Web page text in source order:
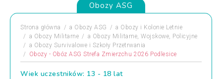
Obozy ASG
Strona główna a Obozy ASG a Obozy i Kolonie Letnie
a Obozy Militarne a Obozy Militarne, Wojskowe, Policyjne
a Obozy Survivalowe i Szkoły Przetrwania
Obozy - Obóz ASG Strefa Zmierzchu 2026 Podlesice
Wiek uczestników: 13 - 18 lat